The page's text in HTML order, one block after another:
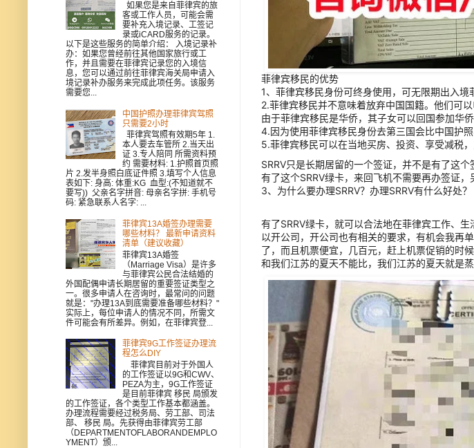
菲律宾移民的优势
1、菲律宾移民身份可终身使用，可无限期出入境
2.菲律宾移民并不意味着放弃中国国籍。他们可
由于菲律宾移民是华侨，其子女可以回国参加华
4.因为使用菲律宾移民身份去第三国会比中国护
5.菲律宾移民可以在当地买房、投资、享受减税，
SRRV只是长期居留的一个签证，并不是有了这
有了这个SRRV绿卡，来回飞机不需要再办签证，
3、为什么要办理SRRV？办理SRRV有什么好处？
有了SRRV绿卡，就可以合法地在菲律宾工作、
以开公司，开公司也有相关的要求，有机会我再
了，而且机票便宜，几百元，赶上机票促销的时
和我们江苏的夏天不能比，我们江苏的夏天就是
如果您是来自菲律宾的旅
客或工作人员，可能会需
要补充入境记录、工签记
录或iCARD服务的记录。
以下是这些服务的简单介绍： 入境记录补
办：如果您曾经前往其他国家旅行或工
作，并且需要在菲律宾记录您的入境信
息，您可以通过前往菲律宾海关局申请入
境记录补办服务来完成此项任务。该服务
需要您...
中国护照办理菲律宾驾照
只需要2小时
菲律宾驾照有效期5年 1.
本人要去车管所 2.当天出
证 3.专人陪同 所需资料预
约 需要材料: 1.护照首页照
片 2.发半身照白底证件照 3.填写个人信息
表如下: 身高: 体重:KG 血型:(不知道就不
要写)) 父亲名字拼音: 母亲名字拼: 手机号
码: 紧急联系人名字: ...
菲律宾13A婚签办理需要
哪些材料？ 最新申请资料
清单（建议收藏）
菲律宾13A婚签
（Marriage Visa）是许多
与菲律宾公民合法结婚的
外国配偶申请长期居留的重要签证类型之
一。很多申请人在咨询时，最常问的问题
就是："办理13A到底需要准备哪些材料？"
实际上，每位申请人的情况不同，所需文
件可能会有所差异。例如，在菲律宾登...
菲律宾9G工作签证办理流
程怎么DIY
菲律宾目前对于外国人
的工作签证以9G和CWV、
PEZA为主，9G工作签证
是目前菲律宾 移民 局颁发
的工作签证，各个类型工作基本都涵盖。
办理流程需要经过税务局、劳工部、司法
部、 移民 局。先获得由菲律宾劳工部
（DEPARTMENTOFLABORANDEMPLO
YMENT）颁...